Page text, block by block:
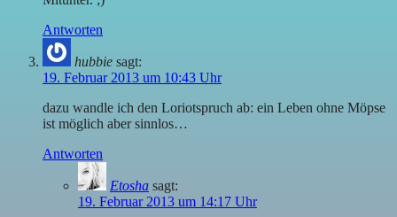
Antworten
hubbie sagt:
19. Februar 2013 um 10:43 Uhr
dazu wandle ich den Loriotspruch ab: ein Leben ohne Möpse
ist möglich aber sinnlos…
Antworten
Etosha sagt:
19. Februar 2013 um 14:17 Uhr